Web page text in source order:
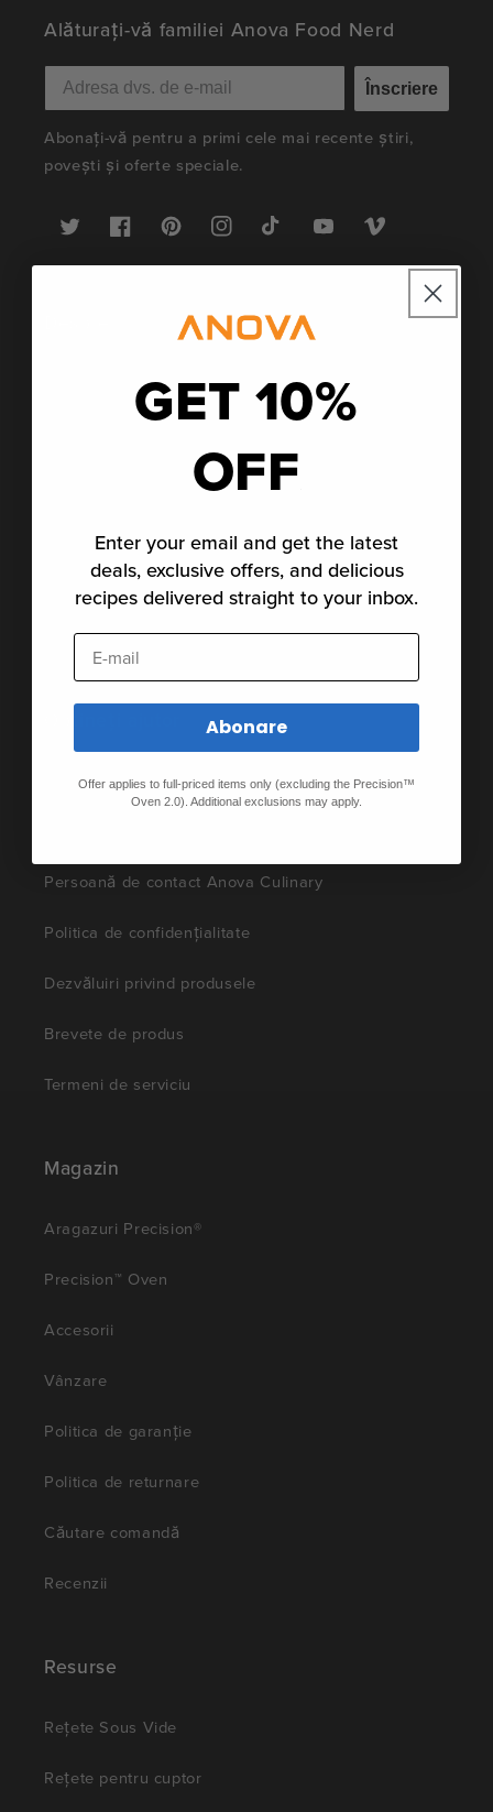
Alăturați-vă familiei Anova Food Nerd
Înscriere
Abonați-vă pentru a primi cele mai recente știri,
povești și oferte speciale.
Twitter FacebookPinterestInstagramTikTok YouTubeVimeo
Program de afiliere
Impactul social
Sprijin
Persoană de contact Anova Culinary
Politica de confidențialitate
Dezvăluiri privind produsele
Brevete de produs
Termeni de serviciu
Magazin
Aragazuri Precision®
Precision™ Oven
Accesorii
Vânzare
Politica de garanție
Politica de returnare
Căutare comandă
Recenzii
Resurse
Rețete Sous Vide
Rețete pentru cuptor
GET 10%
OFF
Enter your email and get the latest
deals, exclusive offers, and delicious
recipes delivered straight to your inbox.
E-mail
Abonare
Offer applies to full-priced items only (excluding the Precision™
Oven 2.0). Additional exclusions may apply.